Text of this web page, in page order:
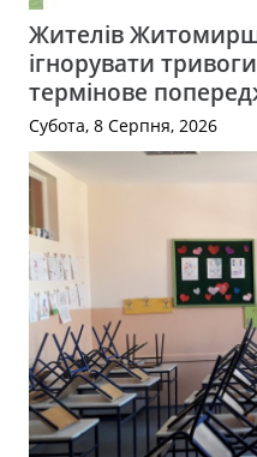
Жителів
ігнорувати
термінове
Субота, 8 Серпня, 2026